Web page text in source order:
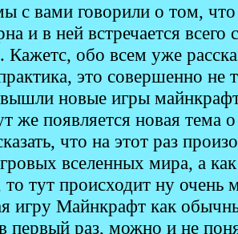
с вами говорили о том, что
и в ней встречается всего
Кажетс, обо всем уже
это совершенно не
новые игры
же появляется новая тема
что на этот раз
вселенных мира, а как
тут происходит ну очень
игру Майнкрафт как
первый раз, можно и не